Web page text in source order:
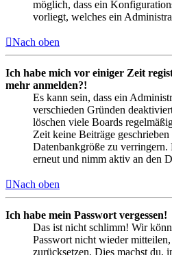
möglich, dass ein
vorliegt, welches ein
Nach oben
Ich habe mich vor einiger Zeit
mehr anmelden?!
Es kann sein, dass ein
verschieden Gründen
löschen viele Boards
Zeit keine Beiträge
Datenbankgröße zu verringern.
erneut und nimm aktiv an den
Nach oben
Ich habe mein Passwort vergessen!
Das ist nicht schlimm! Wir
Passwort nicht wieder
zurücksetzen. Dies machst du,